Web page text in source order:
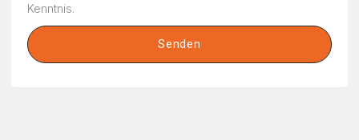
Kenntnis.
Senden